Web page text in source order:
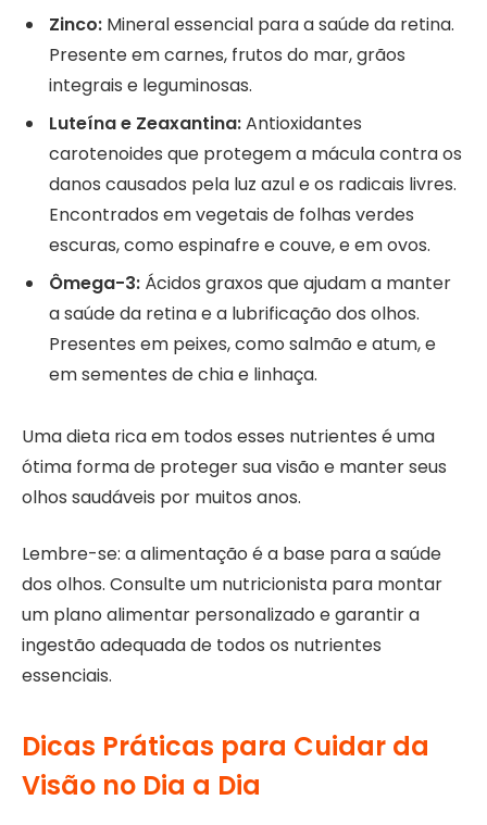
Zinco: Mineral essencial para a saúde da retina.
Presente em carnes, frutos do mar, grãos
integrais e leguminosas.
Luteína e Zeaxantina:Antioxidantes
carotenoides que protegem a mácula contra os
danos causados pela luz azul e os radicais livres.
Encontrados em vegetais de folhas verdes
escuras, como espinafre e couve, e em ovos.
Ômega-3: Ácidos graxos que ajudam a manter
a saúde da retina e a lubrificação dos olhos.
Presentes em peixes, como salmão e atum, e
em sementes de chia e linhaça.
Uma dieta rica em todos esses nutrientes é uma
ótima forma de proteger sua visão e manter seus
olhos saudáveis por muitos anos.
Lembre-se: a alimentação é a base para a saúde
dos olhos. Consulte um nutricionista para montar
um plano alimentar personalizado e garantir a
ingestão adequada de todos os nutrientes
essenciais.
Dicas Práticas para Cuidar da
Visão no Dia a Dia